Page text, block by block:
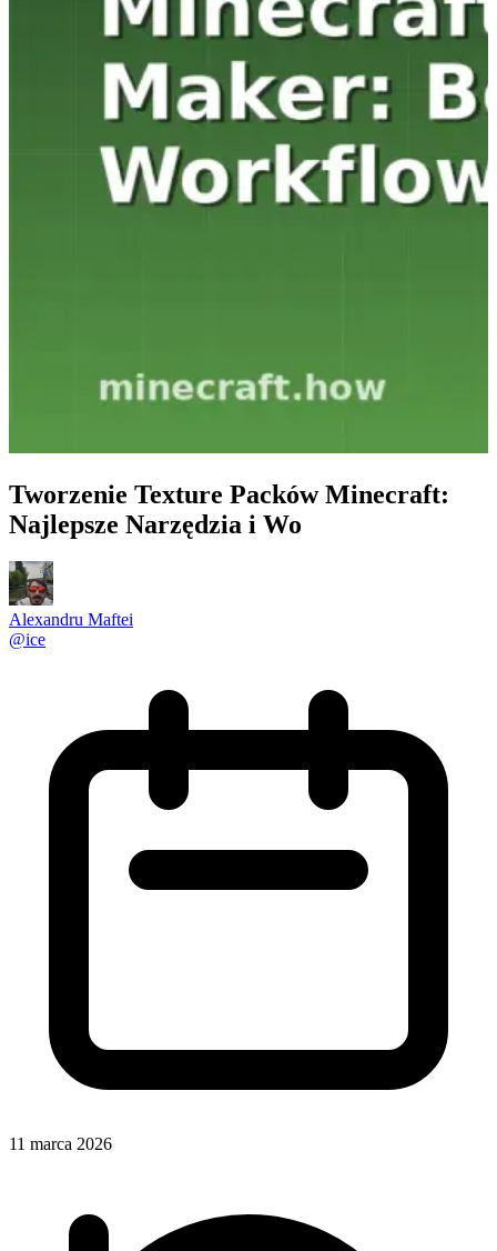
Tworzenie Texture Packów Minecraft:
Najlepsze Narzędzia i Wo
Alexandru Maftei
@ice
11 marca 2026